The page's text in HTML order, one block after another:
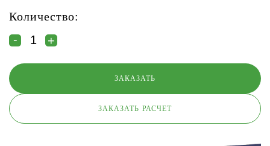
Количество:
ЗАКАЗАТЬ РАСЧЕТ